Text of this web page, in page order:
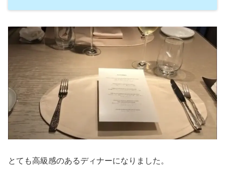
とても高級感のあるディナーになりました。